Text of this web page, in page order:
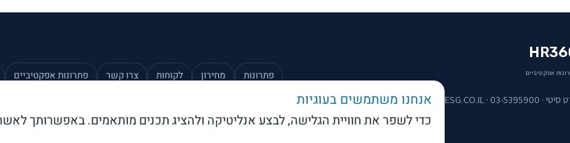
אפקטיביים פתרונות מחירון לקוחות צרו קשר פתרונות אפקטיביים
אנחנו משתמשים בעוגיות
כדי לשפר את חוויית הגלישה, לבצע אנליטיקה ולהציג תכנים מותאמים. באפשרותך